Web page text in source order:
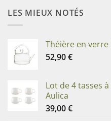
LES MIEUX NOTÉS
Théière en verre
52,90€
Lot de 4 tasses
Aulica
39,00€